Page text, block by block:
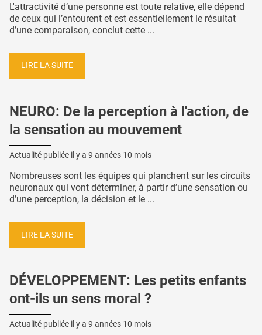
L'attractivité d’une personne est toute relative, elle dépend
de ceux qui l’entourent et est essentiellement le résultat
d’une comparaison, conclut cette ...
LIRE LA SUITE
NEURO: De la perception à l'action, de
la sensation au mouvement
Actualité publiée il y a 9 années 10 mois
Nombreuses sont les équipes qui planchent sur les circuits
neuronaux qui vont déterminer, à partir d’une sensation ou
d’une perception, la décision et le ...
LIRE LA SUITE
DÉVELOPPEMENT: Les petits enfants
ont-ils un sens moral ?
Actualité publiée il y a 9 années 10 mois